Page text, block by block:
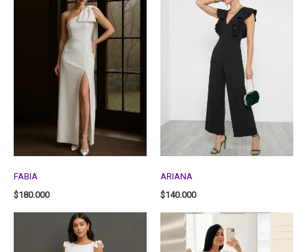
FABIA
$180.000
ARIANA
$140.000